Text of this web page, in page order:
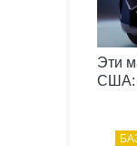
Эти
США: